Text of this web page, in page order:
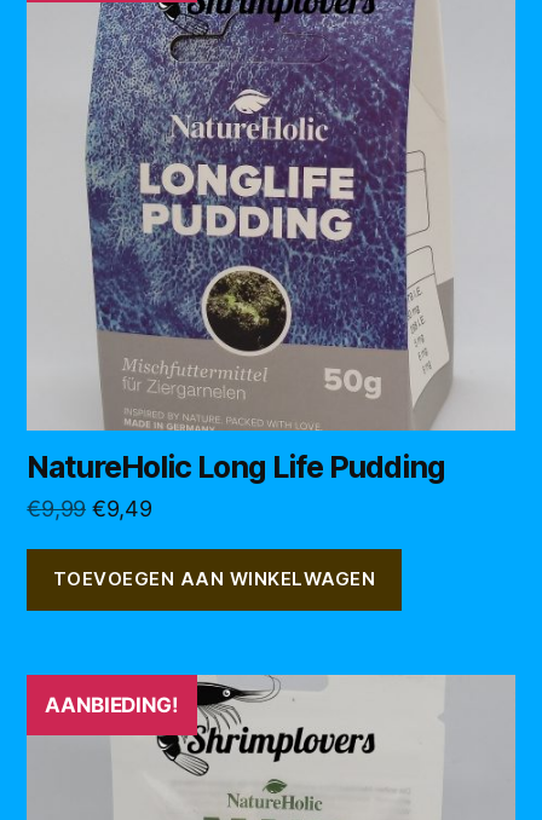
NatureHolic Long Life Pudding
€9,99 Oorspronkelijke
was:
€9,99.
€9,49Huidige
is:
€9,49.
TOEVOEGEN AAN WINKELWAGEN
AANBIEDING!